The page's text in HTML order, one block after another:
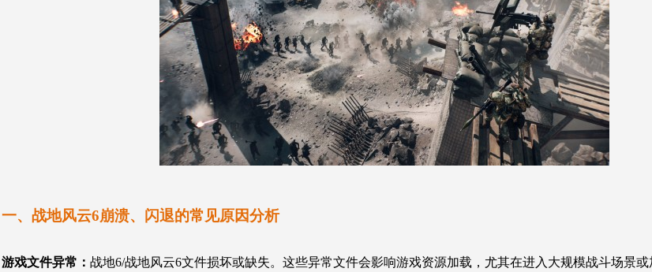
一、战地风云6崩溃、闪退的常见原因分析
游戏文件异常 ： 战地6/战地风云6文件损坏或缺失。这些异常文件会影响游戏资源加载，尤其在进入大规模战斗场景